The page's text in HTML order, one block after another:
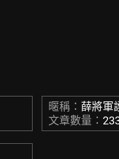
暱稱： 薛將軍
文章數量：